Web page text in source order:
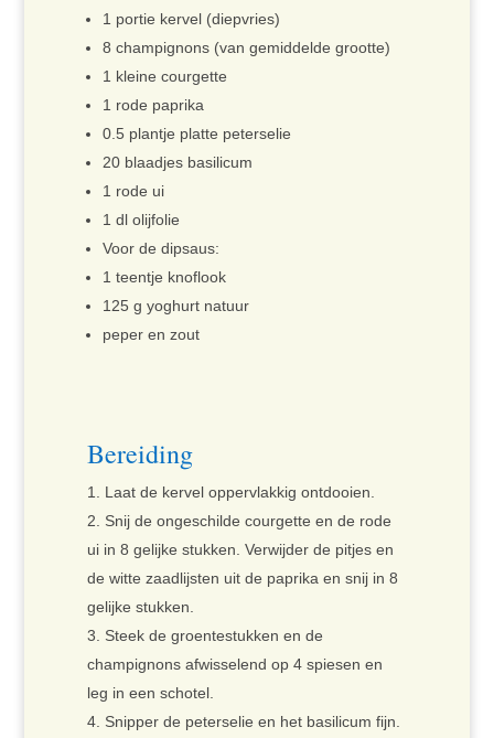
1 portie kervel (diepvries)
8 champignons (van gemiddelde grootte)
1 kleine courgette
1 rode paprika
0.5 plantje platte peterselie
20 blaadjes basilicum
1 rode ui
1 dl olijfolie
Voor de dipsaus:
1 teentje knoflook
125 g yoghurt natuur
peper en zout
Bereiding
Laat de kervel oppervlakkig ontdooien.
Snij de ongeschilde courgette en de rode
ui in 8 gelijke stukken. Verwijder de pitjes en
de witte zaadlijsten uit de paprika en snij in 8
gelijke stukken.
Steek de groentestukken en de
champignons afwisselend op 4 spiesen en
leg in een schotel.
Snipper de peterselie en het basilicum fijn.